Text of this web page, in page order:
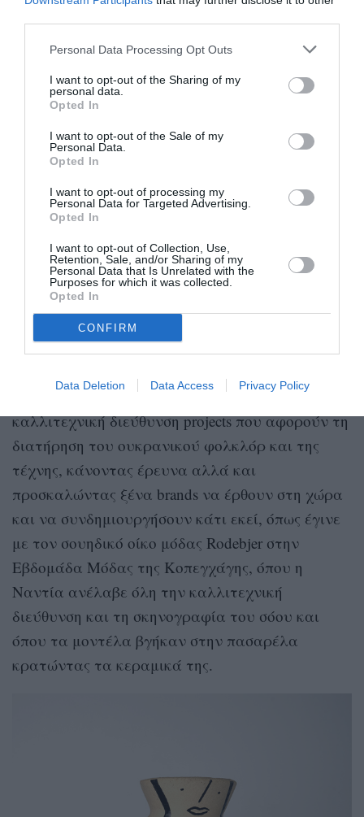
Personal Data Processing Opt Outs
I want to opt-out of the Sharing of my
personal data.
Opted In
I want to opt-out of the Sale of my
Personal Data.
Opted In
I want to opt-out of processing my
Personal Data for Targeted Advertising.
Opted In
I want to opt-out of Collection, Use,
Retention, Sale, and/or Sharing of my
Personal Data that Is Unrelated with the
Purposes for which it was collected.
Opted In
CONFIRM
Data Deletion Data Access Privacy Policy
Το δημιουργικό πνεύμα της βρίσκει έκφραση σε
κάτι πιο χειροπιαστό: ιδρύει ένα brand
κεραμικών που βασίζονται στην ουκρανική
κληρονομιά, με εθνικά παραδοσιακά μοτίβα και
σχήματα που μεταμορφώνονται σε μοντέρνες
φόρμες. Τα κεραμικά που συνυπογράφει με την
καλλιτέχνιδα, φίλη της και απόφοιτο του Saint
Mobile, στη London Design Week, σε χώρους
τέχνης και καταστήματα από το Κίεβο έως το
Παρίσι. Οι «Αφροδίτες» της, γυναικείες μορφές
γονιμότητας, το ουκρανικό δοχείο για κρασί, οι
ζωγραφισμένες πιατέλες, όλα βασίζονται στη
λαϊκή τέχνη και μιλούν για τον ουκρανικό
τρόπο ζωής και την κουλτούρα. Το brand γίνεται
ενδιαφέρον της σε κάτι μεγαλύτερο: στην
καλλιτεχνική διεύθυνση projects που αφορούν τη
διατήρηση του ουκρανικού φολκλόρ και της
τέχνης, κάνοντας έρευνα αλλά και
προσκαλώντας ξένα brands να έρθουν στη χώρα
και να συνδημιουργήσουν κάτι εκεί, όπως έγινε
με τον σουηδικό οίκο μόδας Rodebjer στην
Εβδομάδα Μόδας της Κοπεγχάγης, όπου η
Ναντία ανέλαβε όλη την καλλιτεχνική
διεύθυνση και τη σκηνογραφία του σόου και
όπου τα μοντέλα βγήκαν στην πασαρέλα
κρατώντας τα κεραμικά της.